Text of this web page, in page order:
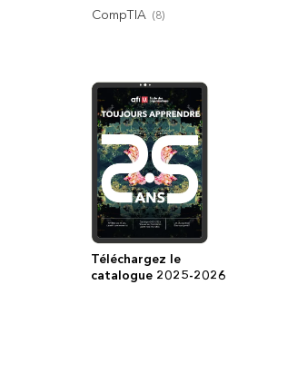
CompTIA (8)
Téléchargez le
catalogue 2025-2026